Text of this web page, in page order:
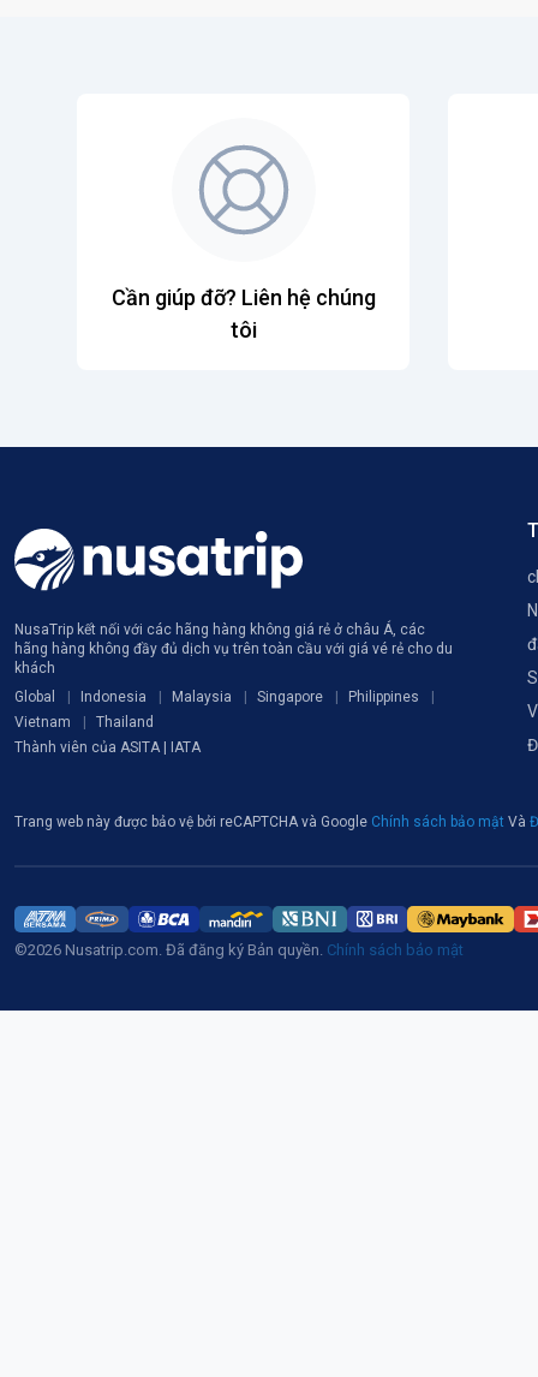
Cần giúp đỡ? Liên hệ chúng
tôi
NusaTrip kết nối với các hãng hàng không giá rẻ ở châu Á, các
hãng hàng không đầy đủ dịch vụ trên toàn cầu với giá vé rẻ cho du
khách
Global
Indonesia Malaysia Singapore
Philippines
Vietnam
Thailand
Thành viên của ASITA | IATA
Trang web này được bảo vệ bởi reCAPTCHA và Google Chính sách bảo mật Và
©2026 Nusatrip.com. Đã đăng ký Bản quyền. Chính sách bảo mật